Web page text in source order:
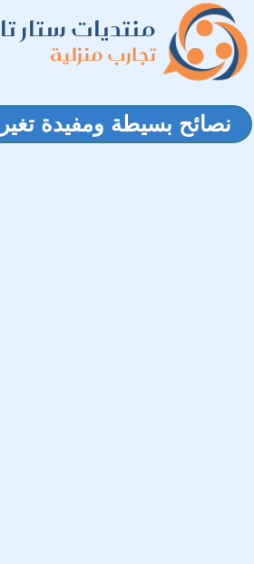
منتديات ستار
تجارب منزلية
نصائح بسيطة ومفيدة